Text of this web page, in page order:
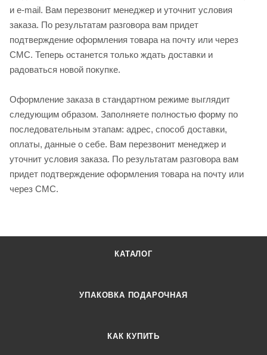
и e-mail. Вам перезвонит менеджер и уточнит условия
заказа. По результатам разговора вам придет
подтверждение оформления товара на почту или через
СМС. Теперь останется только ждать доставки и
радоваться новой покупке.
Оформление заказа в стандартном режиме выглядит
следующим образом. Заполняете полностью форму по
последовательным этапам: адрес, способ доставки,
оплаты, данные о себе. Вам перезвонит менеджер и
уточнит условия заказа. По результатам разговора вам
придет подтверждение оформления товара на почту или
через СМС.
КАТАЛОГ
УПАКОВКА ПОДАРОЧНАЯ
КАК КУПИТЬ